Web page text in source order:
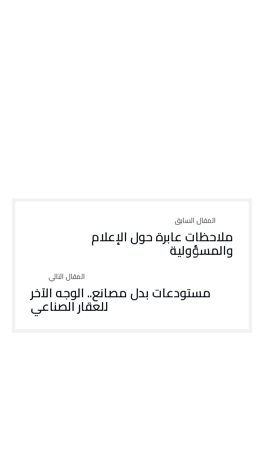
ملاحظات عابرة حول الإعلام
والمسؤولية
مستودعات بدل مصانع.. الوجه الآخر
للعقار الصناعي